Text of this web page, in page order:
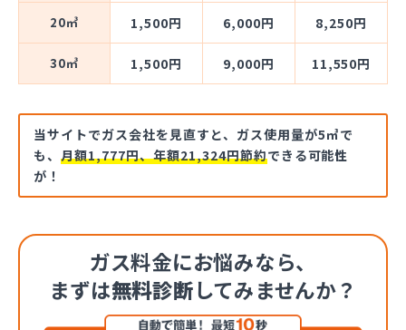
20㎥ 1,500円 6,000円 8,250円
30㎥ 1,500円 9,000円 11,550円
当サイトでガス会社を見直すと、ガス使用量が5㎥で
も、 月額1,777円、年額21,324円節約できる可能性
が！
ガス料金にお悩みなら、
まずは無料診断してみませんか？